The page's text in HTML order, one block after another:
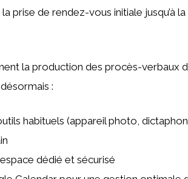
la prise de rendez-vous initiale jusqu’à la
la production des procès-verbaux
:
habituels (appareil photo,
dédié et sécurisé